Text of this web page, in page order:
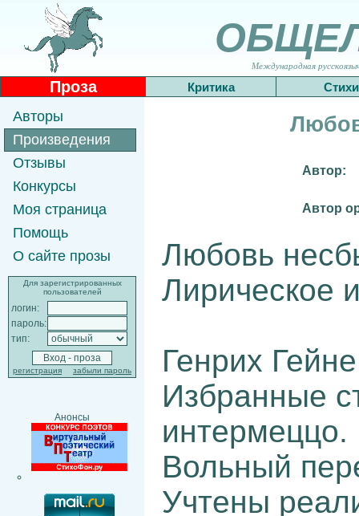
Международная
Проза Критика Стихи
Авторы
Произведения
Отзывы
Конкурсы
Моя страница
Помощь
О сайте прозы
Для зарегистрированных
пользователей
логин:
пароль:
тип:
регистрация забыли пароль
Анонсы
Автор:
Автор
Любовь
Лирическое
Генрих
Избранные
интермеццо.
Вольный
Учтены